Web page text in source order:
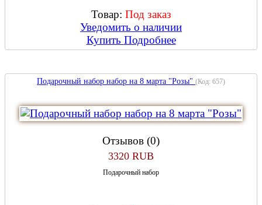
Товар: Под заказ
Уведомить о наличии
Купить Подробнее
Подарочный набор набор на 8 марта "Розы" (Код: 657)
Отзывов (0)
3320 RUB
Подарочный набор